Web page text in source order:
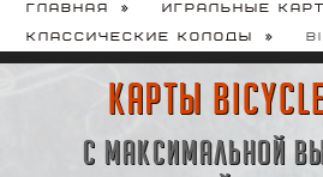
Главная
Игральные
Классические колоды
Карты
с максимальной